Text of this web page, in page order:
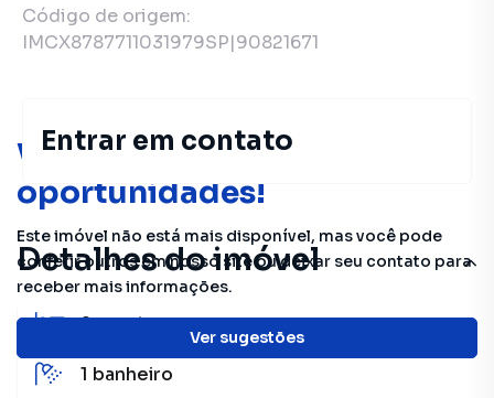
Você pode encontrar novas
oportunidades!
Este imóvel não está mais disponível, mas você pode
conferir outros em nosso site ou deixar seu contato para
receber mais informações.
Ver sugestões
Detalhes do imóvel
2quartos
1 banheiro
Código de origem:
IMCX8787711031979SP|90821671
Entrar em contato